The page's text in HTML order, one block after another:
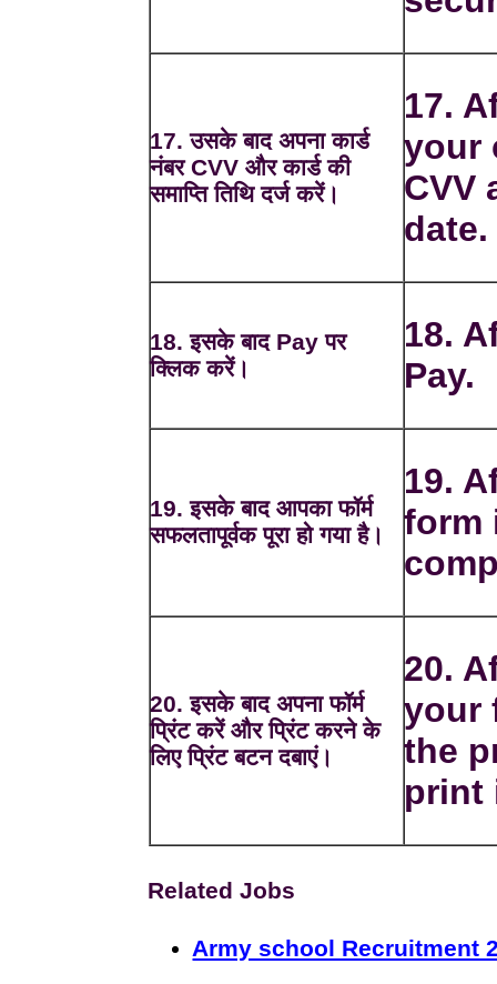
17. उसके बाद अपना कार्ड
नंबर CVV और कार्ड की
समाप्ति तिथि दर्ज करें।
17.
your
CVV
date.
18. इसके बाद Pay पर
क्लिक करें।
18.
Pay.
19. इसके बाद आपका फॉर्म
सफलतापूर्वक पूरा हो गया है।
19.
form
20. इसके बाद अपना फॉर्म
प्रिंट करें और प्रिंट करने के
लिए प्रिंट बटन दबाएं।
20.
your
the
print
Related Jobs
Army school Recruitment